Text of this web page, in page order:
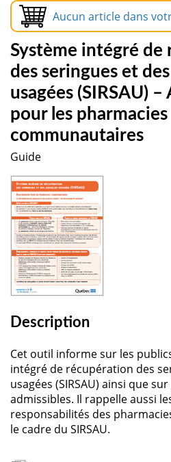
Aucun article dans
Système intégré de
des seringues et
usagées (SIRSAU)
pour les pharmacies
communautaires
Guide
Description
Cet outil informe sur les
intégré de récupération des
usagées (SIRSAU) ainsi que
admissibles. Il rappelle aussi
responsabilités des
le cadre du SIRSAU.